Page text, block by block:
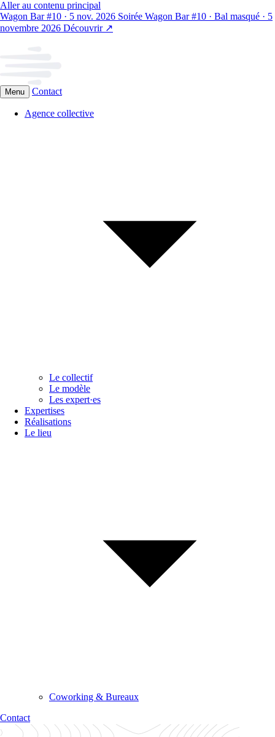
Aller au contenu principal
Wagon Bar #10 · 5 nov. 2026 Soirée Wagon Bar #10 · Bal masqué · 5
novembre 2026 Découvrir ↗
Menu Contact
Agence collective
Le collectif
Le modèle
Les expert·es
Expertises
Réalisations
Le lieu
Coworking & Bureaux
Contact